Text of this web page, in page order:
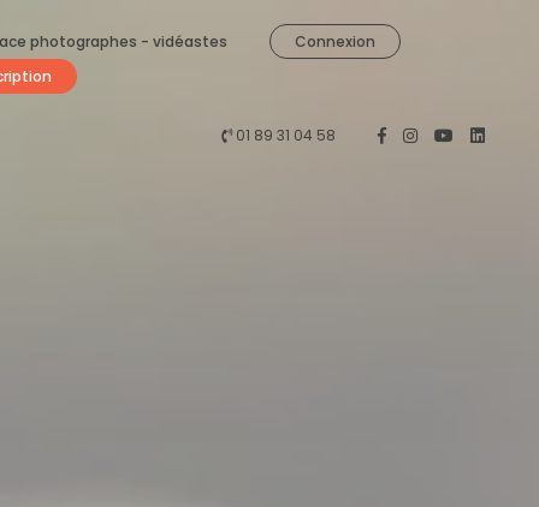
photographes - vidéastes
Connexion
01 89 31 04 58